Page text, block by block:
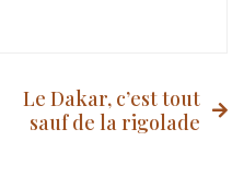
Le Dakar, c’est tout
sauf de la rigolade